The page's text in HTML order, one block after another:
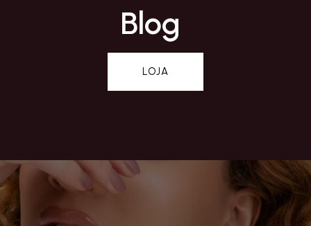
Blog
LOJA